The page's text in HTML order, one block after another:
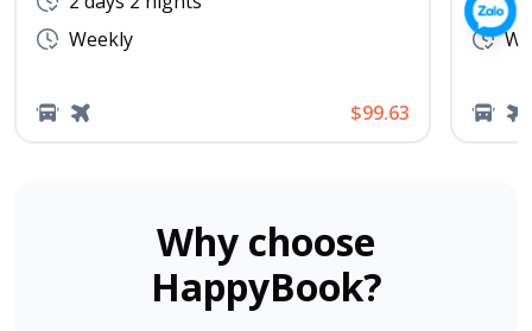
Weekly
$99.63
Why choose
HappyBook?